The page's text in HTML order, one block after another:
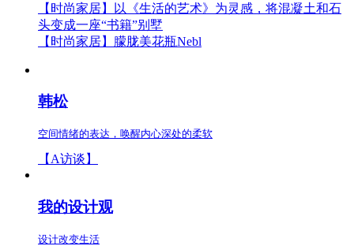
【时尚家居】
以《生活的艺术》为灵感，将混凝土和石
头变成一座“书籍”别墅
【时尚家居】 朦胧美花瓶Nebl
韩松
空间情绪的表达，唤醒内心深处的柔软
【A访谈】
我的设计观
设计改变生活